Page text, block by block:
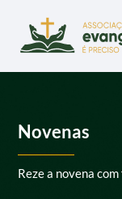
Novenas
Reze a novena com